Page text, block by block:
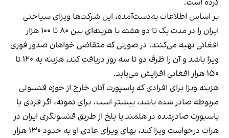
کرده است.
بر اساس اطلاعات به‌دست‌آمده، این شرکت‌ها ویزای سیاحتی
ایران را در مدت یک تا دو هفته با هزینه‌ای بین ۸۰ تا ۱۰۰ هزار
افغانی تهیه می‌کنند. در صورتی که متقاضی خواهان صدور فوری
ویزا باشد و آن را ظرف دو تا سه روز دریافت کند، هزینه به ۱۲۰ تا
۱۵۰ هزار افغانی افزایش می‌یابد.
هزینه ویزا برای افرادی که پاسپورت آنان خارج از حوزه قنسولی
مربوطه صادر شده باشد، بیشتر است. برای نمونه، اگر فردی با
پاسپورت صادرشده در هلمند یا بلخ از طریق قنسولگری ایران در
هرات درخواست ویزا کند، بهای ویزای عادی او به حدود ۱۳۰ هزار